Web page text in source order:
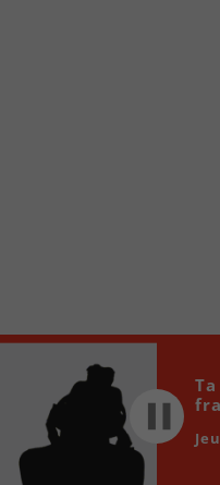
locale vous sont
Audio
Player
00:00